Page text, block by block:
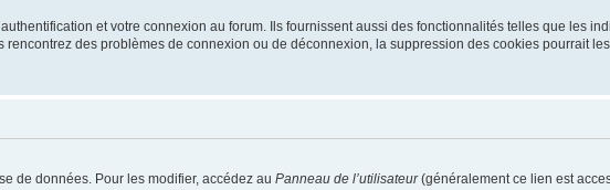
et votre connexion au forum. Ils fournissent aussi des fonctionnalités telles que les
des problèmes de connexion ou de déconnexion, la suppression des cookies pourrait
de données. Pour les modifier, accédez au Panneau de l’utilisateur(généralement ce lien est